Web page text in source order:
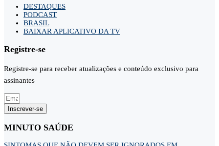
DESTAQUES
PODCAST
BRASIL
BAIXAR APLICATIVO DA TV
Registre-se
Registre-se para receber atualizações e conteúdo exclusivo para
assinantes
Inscrever-se
MINUTO SAÚDE